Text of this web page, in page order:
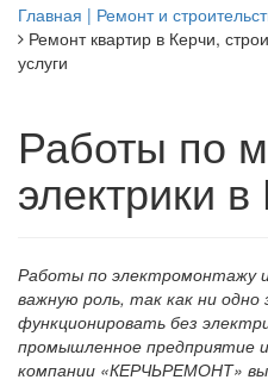
Главная | Ремонт и
Ремонт квартир в Керчи,
услуги
Работы по
электрики
Работы по электромонтажу
важную роль, так как ни одно
функционировать без
промышленное предприятие
компании «КЕРЧЬРЕМОНТ»